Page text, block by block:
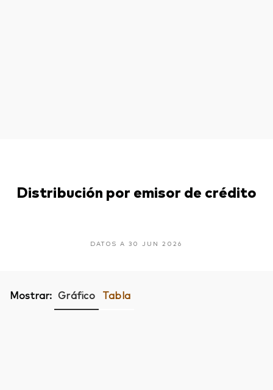
Distribución por emisor de crédito
DATOS A 30 JUN 2026
Mostrar: Gráfico Tabla